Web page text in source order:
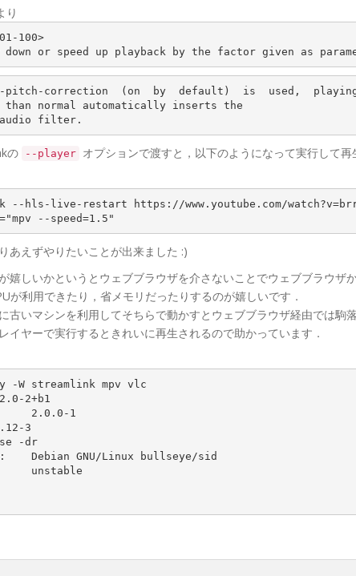
り
100>
Slow down or speed up playback by the factor given as
correction  (on  by  default)  is  used,
than normal automatically inserts the
audio filter.
の --player オプションで渡すと，以下のようになって実行して再
--hls-live-restart https://www.youtube.com/
--speed=1.5"
あえずやりたいことが出来ました :)
嬉しいかというとウェブブラウザを介さないことでウェブブラウザ
が利用できたり，省メモリだったりするのが嬉しいです．
古いマシンを利用してそちらで動かすとウェブブラウザ経由では駒
イヤーで実行するときれいに再生されるので助かっています．
-W streamlink mpv vlc
2+b1
2.0.0-1
3
-dr
Debian GNU/Linux bullseye/sid
unstable